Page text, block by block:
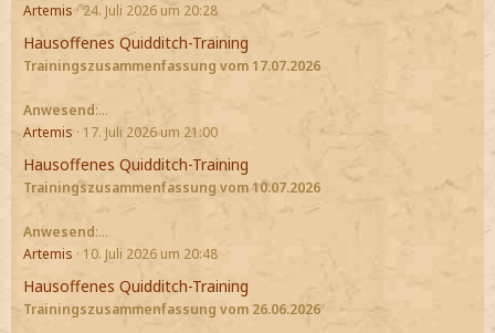
Artemis 24. Juli 2026 um 20:28
Hausoffenes Quidditch-Training
Trainingszusammenfassung vom 17.07.2026
Anwesend:…
Artemis
17. Juli 2026 um 21:00
Hausoffenes Quidditch-Training
Trainingszusammenfassung vom 10.07.2026
Anwesend:…
Artemis
10. Juli 2026 um 20:48
Hausoffenes Quidditch-Training
Trainingszusammenfassung vom 26.06.2026